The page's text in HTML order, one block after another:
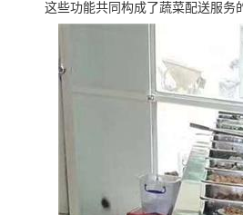
这些功能共同构成了蔬菜配送服务